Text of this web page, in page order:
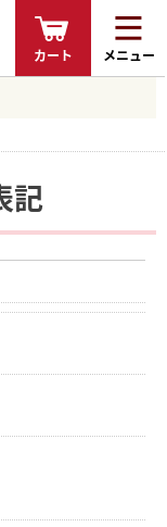
カート メニュー
記